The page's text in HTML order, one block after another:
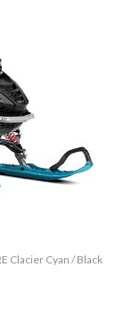
Clacier Cyan / Black